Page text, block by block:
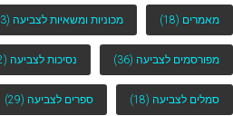
מאמרים (18) מכוניות ומשאיות לצביעה (43)
מפורסמים לצביעה (36) נסיכות לצביעה (42)
סמלים לצביעה (18) ספרים לצביעה (29)